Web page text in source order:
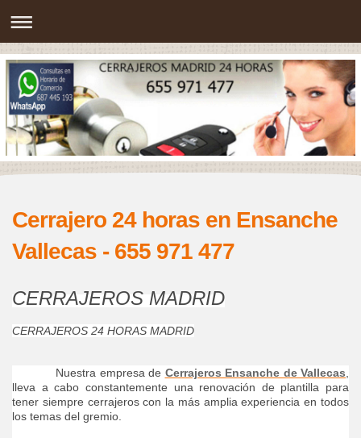
Cerrajero 24 horas en Ensanche
Vallecas - 655 971 477
CERRAJEROS MADRID
CERRAJEROS 24 HORAS MADRID
Nuestra empresa de Cerrajeros Ensanche de Vallecas,
lleva a cabo constantemente una renovación de plantilla para
tener siempre cerrajeros con la más amplia experiencia en todos
los temas del gremio.